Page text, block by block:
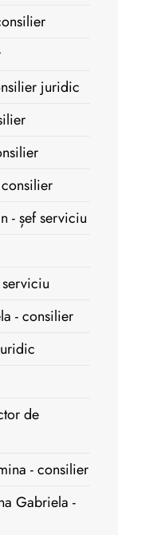
juridic
- șef serviciu
- consilier
de
- consilier
Gabriela -